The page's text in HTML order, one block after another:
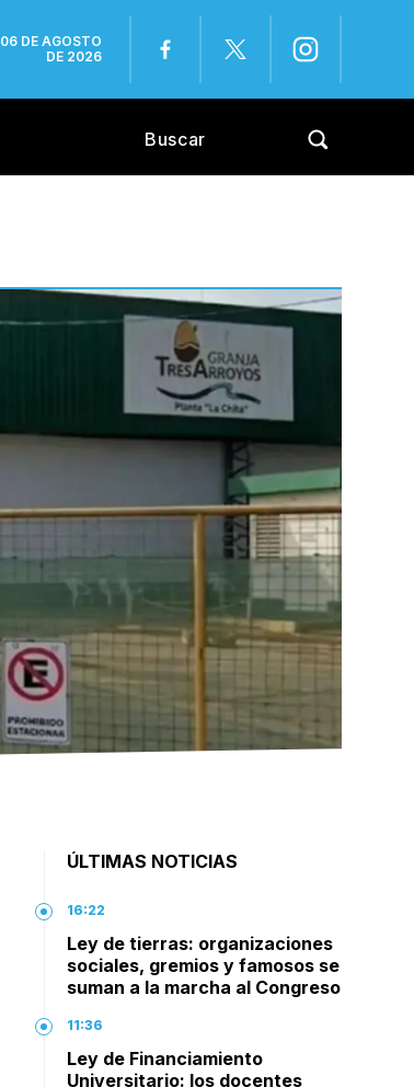
06 DE AGOSTO
DE 2026
ÚLTIMAS NOTICIAS
16:22
Ley de tierras: organizaciones
sociales, gremios y famosos se
suman a la marcha al Congreso
11:36
Ley de Financiamiento
Universitario: los docentes